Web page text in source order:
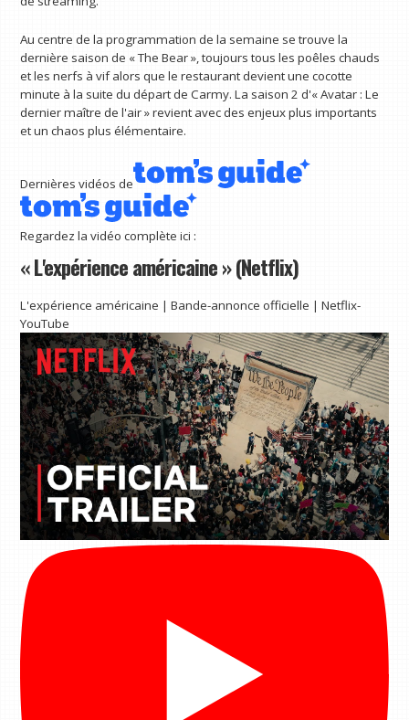
Au centre de la programmation de la semaine se trouve la
dernière saison de « The Bear », toujours tous les poêles chauds
et les nerfs à vif alors que le restaurant devient une cocotte
minute à la suite du départ de Carmy. La saison 2 d'« Avatar : Le
dernier maître de l'air » revient avec des enjeux plus importants
et un chaos plus élémentaire.
Dernières vidéos de
Regardez la vidéo complète ici :
« L'expérience américaine » (Netflix)
L'expérience américaine | Bande-annonce officielle | Netflix-
YouTube